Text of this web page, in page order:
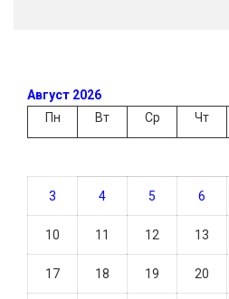
Август 2026
Пн
Вт Ср Чт
3 4 5 6
10 11 12 13
17 18 19 20